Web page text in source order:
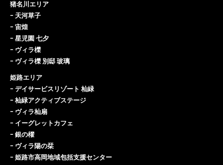
猪名川エリア
ｰ 天河草子
ｰ 宙煌
ｰ 星児園 七夕
ｰ ヴィラ櫟
ｰ ヴィラ櫟 別邸 玻璃
姫路エリア
ｰ デイサービスリゾート 杣緑
ｰ 杣緑アクティブステージ
ｰ ヴィラ杣扇
ｰ イーグレットカフェ
ｰ 銀の櫂
ｰ ヴィラ陽の栞
ｰ 姫路市高岡地域包括支援センター